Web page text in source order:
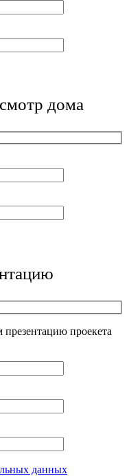
дома
проекета
данных